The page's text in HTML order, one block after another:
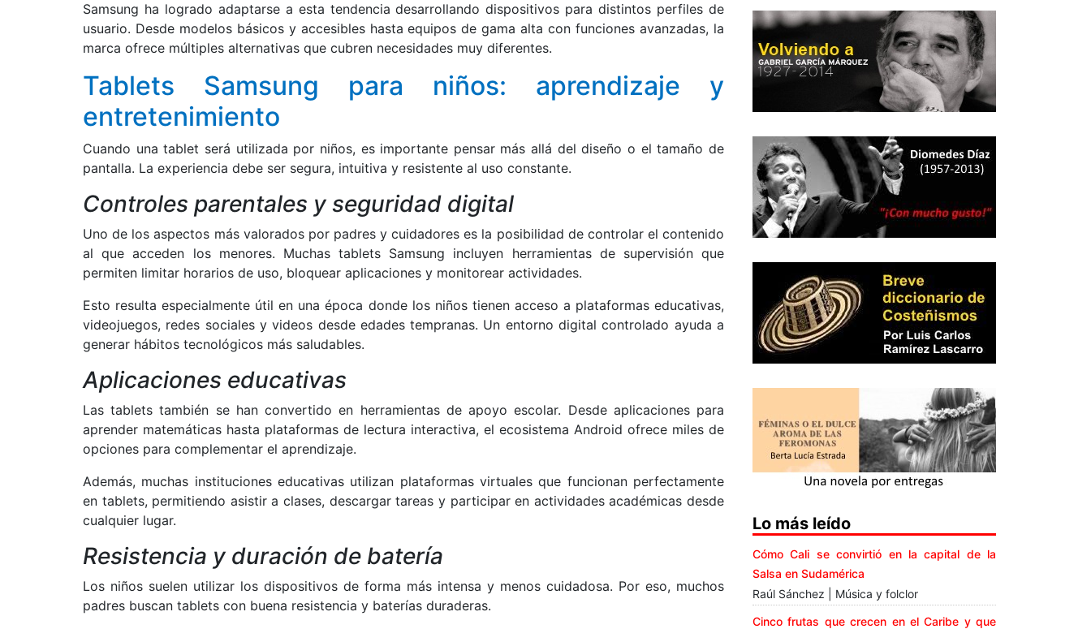
Samsung ha logrado adaptarse a esta tendencia desarrollando dispositivos para distintos perfiles de
usuario. Desde modelos básicos y accesibles hasta equipos de gama alta con funciones avanzadas, la
marca ofrece múltiples alternativas que cubren necesidades muy diferentes.
Tablets Samsung para niños: aprendizaje y
entretenimiento
Cuando una tablet será utilizada por niños, es importante pensar más allá del diseño o el tamaño de
pantalla. La experiencia debe ser segura, intuitiva y resistente al uso constante.
Controles parentales y seguridad digital
Uno de los aspectos más valorados por padres y cuidadores es la posibilidad de controlar el contenido
al que acceden los menores. Muchas tablets Samsung incluyen herramientas de supervisión que
permiten limitar horarios de uso, bloquear aplicaciones y monitorear actividades.
Esto resulta especialmente útil en una época donde los niños tienen acceso a plataformas educativas,
videojuegos, redes sociales y videos desde edades tempranas. Un entorno digital controlado ayuda a
generar hábitos tecnológicos más saludables.
Aplicaciones educativas
Las tablets también se han convertido en herramientas de apoyo escolar. Desde aplicaciones para
aprender matemáticas hasta plataformas de lectura interactiva, el ecosistema Android ofrece miles de
opciones para complementar el aprendizaje.
Además, muchas instituciones educativas utilizan plataformas virtuales que funcionan perfectamente
en tablets, permitiendo asistir a clases, descargar tareas y participar en actividades académicas desde
cualquier lugar.
Resistencia y duración de batería
Los niños suelen utilizar los dispositivos de forma más intensa y menos cuidadosa. Por eso, muchos
padres buscan tablets con buena resistencia y baterías duraderas.
Lo más leído
Cómo Cali se convirtió en la capital de la
Salsa en Sudamérica
Raúl Sánchez | Música y folclor
Cinco frutas que crecen en el Caribe y que